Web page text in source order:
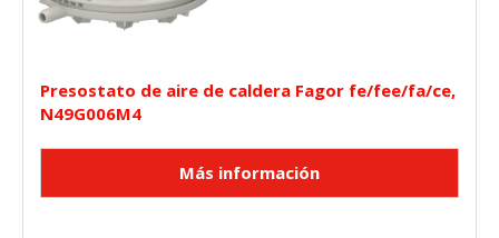
Presostato de aire de caldera Fagor fe/fee/fa/ce,
N49G006M4